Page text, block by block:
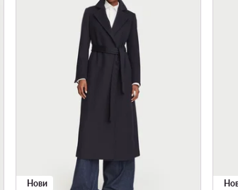
Нови